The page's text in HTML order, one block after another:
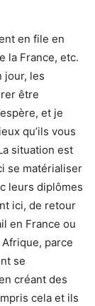
en file en
la France, etc.
jour, les
être
et je
qu’ils vous
situation est
se matérialiser
leurs diplômes
ici, de retour
en France ou
parce
se
créant des
cela et ils